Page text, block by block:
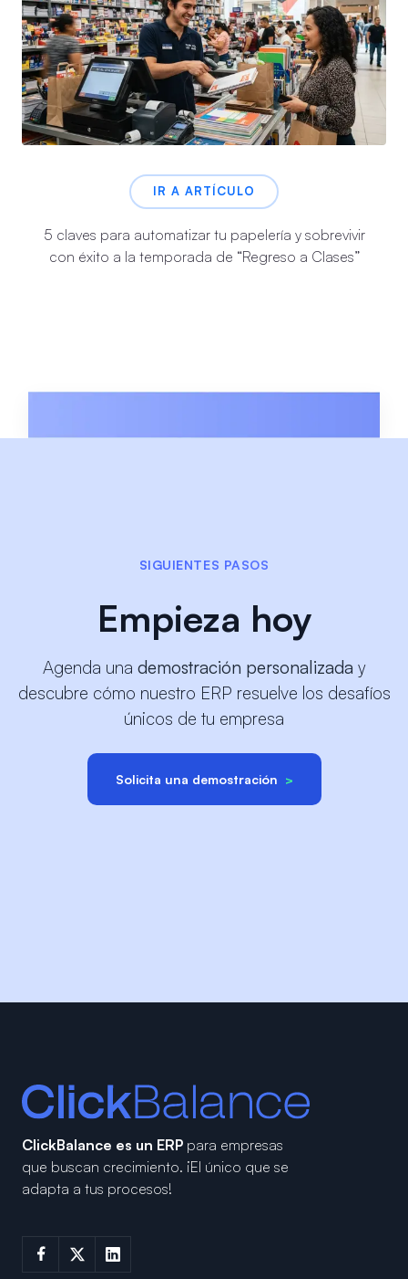
IR A ARTÍCULO
5 claves para automatizar tu papelería y sobrevivir
con éxito a la temporada de “Regreso a Clases”
SIGUIENTES PASOS
Empieza hoy
Agenda una demostración personalizada y
descubre cómo nuestro ERP resuelve los desafíos
únicos de tu empresa
Solicita una demostración >
ClickBalance es un ERP para empresas
que buscan crecimiento. ¡El único que se
adapta a tus procesos!